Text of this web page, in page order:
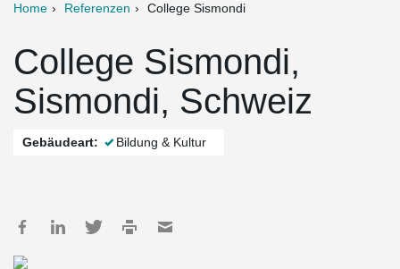
Home Referenzen College Sismondi
College Sismondi,
Sismondi, Schweiz
Gebäudeart: Bildung & Kultur